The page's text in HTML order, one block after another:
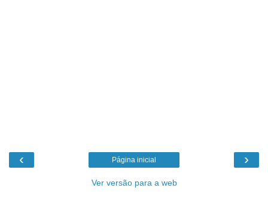
‹ ›
Página inicial
Ver versão para a web